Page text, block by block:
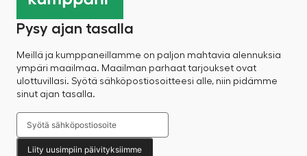
Pysy ajan tasalla
Meillä ja kumppaneillamme on paljon mahtavia alennuksia
ympäri maailmaa. Maailman parhaat tarjoukset ovat
ulottuvillasi. Syötä sähköpostiosoitteesi alle, niin pidämme
sinut ajan tasalla.
Liity uusimpiin päivityksiimme